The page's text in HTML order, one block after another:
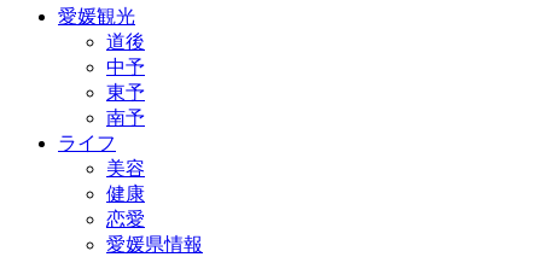
愛媛観光
道後
中予
東予
南予
ライフ
美容
健康
恋愛
愛媛県情報